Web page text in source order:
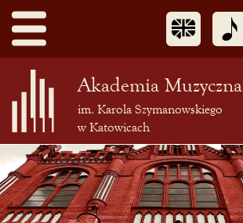
Akademia Muzyczna
im. Karola Szymanowskiego
w Katowicach